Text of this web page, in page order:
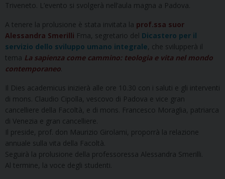
Triveneto. L’evento si svolgerà nell’aula magna a Padova.
A tenere la prolusione è stata invitata la prof.ssa suor
Alessandra Smerilli Fma, segretario del Dicastero per il
servizio dello sviluppo umano integrale, che svilupperà il
tema La sapienza come cammino: teologia e vita nel mondo
contemporaneo.
Il Dies academicus inizierà alle ore 10.30 con i saluti e gli interventi
di mons. Claudio Cipolla, vescovo di Padova e vice gran
cancelliere della Facoltà, e di mons. Francesco Moraglia, patriarca
di Venezia e gran cancelliere.
Il preside, prof. don Maurizio Girolami, proporrà la relazione
annuale sulla vita della Facoltà.
Seguirà la prolusione della professoressa Alessandra Smerilli.
Al termine, la voce degli studenti.